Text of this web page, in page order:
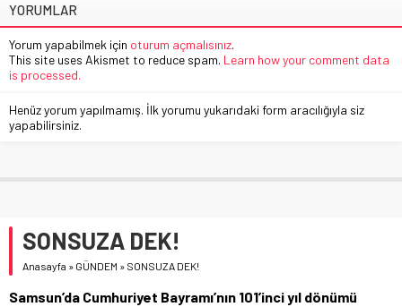
YORUMLAR
Yorum yapabilmek için oturum açmalısınız.
This site uses Akismet to reduce spam. Learn how your comment data
is processed.
Henüz yorum yapılmamış. İlk yorumu yukarıdaki form aracılığıyla siz
yapabilirsiniz.
SONSUZA DEK!
Anasayfa » GÜNDEM » SONSUZA DEK!
Samsun’da Cumhuriyet Bayramı’nın 101’inci yıl dönümü